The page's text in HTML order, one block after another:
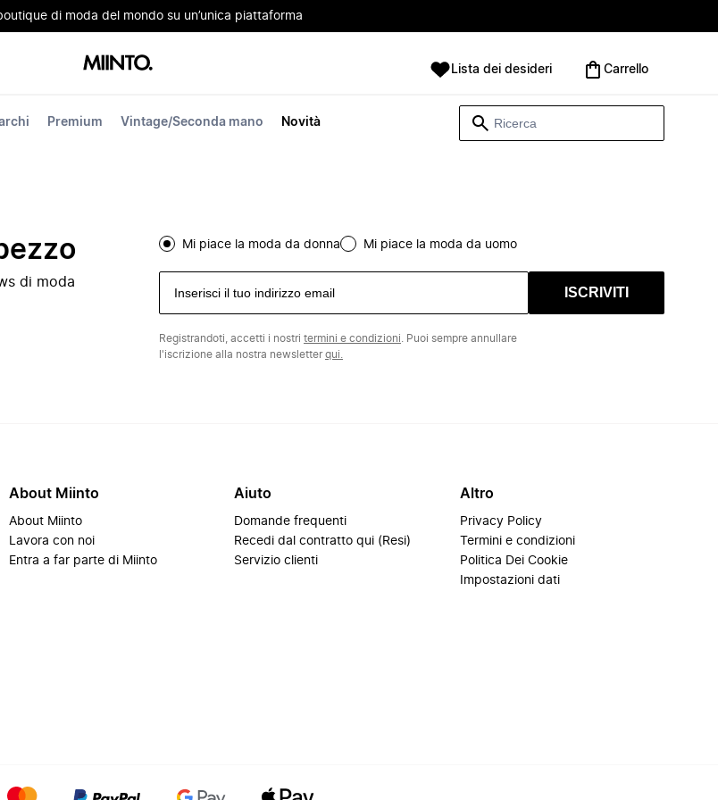
di moda del mondo su un’unica piattaforma
Premium Vintage/Seconda mano Novità
Lista dei desideri Carrello
di moda
Mi piace la moda da donna Mi piace la moda da uomo
ISCRIVITI
Registrandoti, accetti i nostri termini e condizioni . Puoi sempre annullare
l'iscrizione alla nostra newsletterqui.
About Miinto
About Miinto
Lavora con noi
Entra a far parte di Miinto
Aiuto
Domande frequenti
Recedi dal contratto qui (Resi)
Servizio clienti
Altro
Privacy Policy
Termini e condizioni
Politica Dei Cookie
Impostazioni dati